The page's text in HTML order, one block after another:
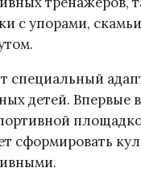
с упорами,
специальный
детей. Впервые
сформировать